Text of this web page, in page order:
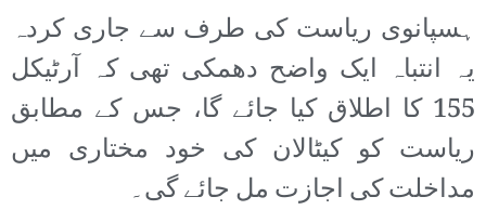
ہسپانوی ریاست کی طرف سے جاری کردہ
یہ انتباہ ایک واضح دھمکی تھی کہ آرٹیکل
155 کا اطلاق کیا جائے گا، جس کے مطابق
ریاست کو کیٹالان کی خود مختاری میں
مداخلت کی اجازت مل جائے گی۔